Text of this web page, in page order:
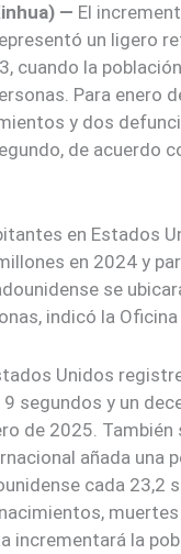
— El
un ligero
cuando la
Para enero
y dos
de acuerdo
en Estados
en 2024 y
se
indicó la Oficina
Unidos
segundos y un
de 2025. También
añada una
cada 23,2
incrementará la